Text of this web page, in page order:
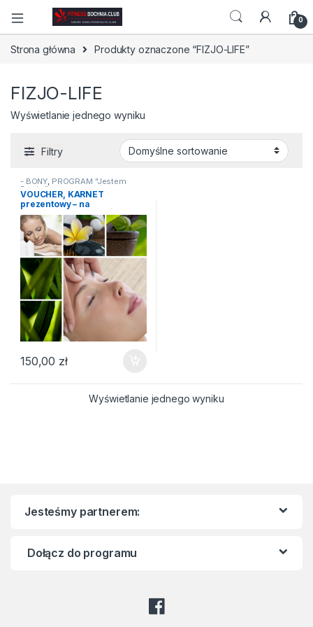
0
Strona główna Produkty oznaczone “FIZJO-LIFE”
FIZJO-LIFE
Wyświetlanie jednego wyniku
Filtry
- BONY, PROGRAM "Jestem
Boska"
VOUCHER, KARNET
prezentowy – na
Profesjonalny MASAŻ
150,00 zł
Wyświetlanie jednego wyniku
Jesteśmy partnerem:
Dołącz do programu